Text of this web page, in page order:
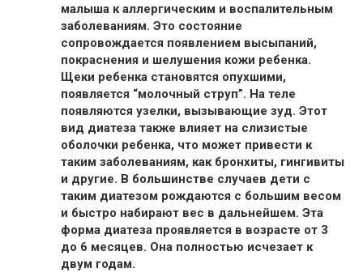
малыша к аллергическим и воспалительным
заболеваниям. Это состояние
сопровождается появлением высыпаний,
покраснения и шелушения кожи ребенка.
Щеки ребенка становятся опухшими,
появляется “молочный струп”. На теле
появляются узелки, вызывающие зуд. Этот
вид диатеза также влияет на слизистые
оболочки ребенка, что может привести к
таким заболеваниям, как бронхиты, гингивиты
и другие. В большинстве случаев дети с
таким диатезом рождаются с большим весом
и быстро набирают вес в дальнейшем. Эта
форма диатеза проявляется в возрасте от 3
до 6 месяцев. Она полностью исчезает к
двум годам.